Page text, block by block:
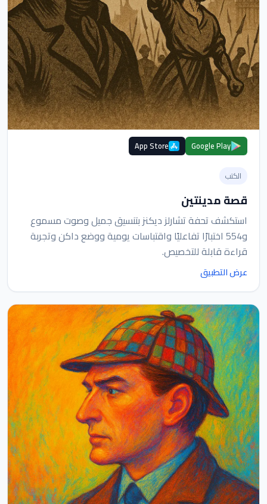
Google Play
App Store
الكتب
قصة مدينتين
استكشف تحفة تشارلز ديكنز بتنسيق جميل وصوت مسموع
و554 اختبارًا تفاعليًا واقتباسات يومية ووضع داكن وتجربة
قراءة قابلة للتخصيص.
عرض التطبيق